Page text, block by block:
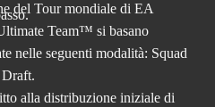
del Tour mondiale di EA
Team™ si basano
nelle seguenti modalità: Squad
alla distribuzione iniziale di